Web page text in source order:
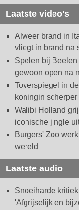
Laatste video's
Alweer brand in
vliegt in brand na
Spelen bij Beelen
gewoon open na
Toverspiegel in
koningin
Walibi Holland
iconische jingle
Burgers' Zoo
wereld
Laatste audio
Snoeiharde
'Afgrijselijk en